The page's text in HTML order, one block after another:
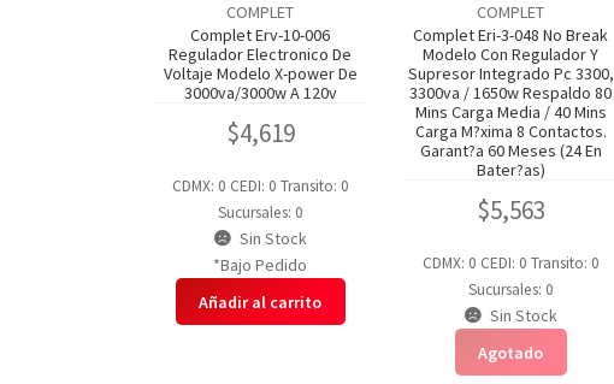
COMPLET
Complet Erv-10-006
Regulador Electronico De
Voltaje Modelo X-power De
3000va/3000w A 120v
$4,619
CDMX: 0 CEDI: 0 Transito: 0
Sucursales: 0
Sin Stock
*Bajo Pedido
Añadir al carrito
COMPLET
Complet Eri-3-048 No Break
Modelo Con Regulador Y
Supresor Integrado Pc 3300,
3300va / 1650w Respaldo 80
Mins Carga Media / 40 Mins
Carga M?xima 8 Contactos.
Garant?a 60 Meses (24 En
Bater?as)
$5,563
CDMX: 0 CEDI: 0 Transito: 0
Sucursales: 0
Sin Stock
Agotado